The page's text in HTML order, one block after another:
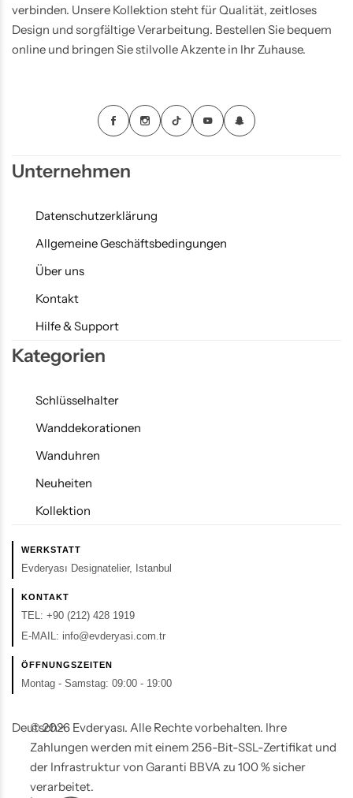
verbinden. Unsere Kollektion steht für Qualität, zeitloses
Design und sorgfältige Verarbeitung. Bestellen Sie bequem
online und bringen Sie stilvolle Akzente in Ihr Zuhause.
Unternehmen
Datenschutzerklärung
Allgemeine Geschäftsbedingungen
Über uns
Kontakt
Hilfe & Support
Kategorien
Schlüsselhalter
Wanddekorationen
Wanduhren
Neuheiten
Kollektion
WERKSTATT
Evderyası Designatelier, Istanbul
KONTAKT
TEL: +90 (212) 428 1919
E-MAIL: info@evderyasi.com.tr
ÖFFNUNGSZEITEN
Montag - Samstag: 09:00 - 19:00
Deutsch
© 2026 Evderyası. Alle Rechte vorbehalten. Ihre
Zahlungen werden mit einem 256-Bit-SSL-Zertifikat und
der Infrastruktur von Garanti BBVA zu 100 % sicher
verarbeitet.